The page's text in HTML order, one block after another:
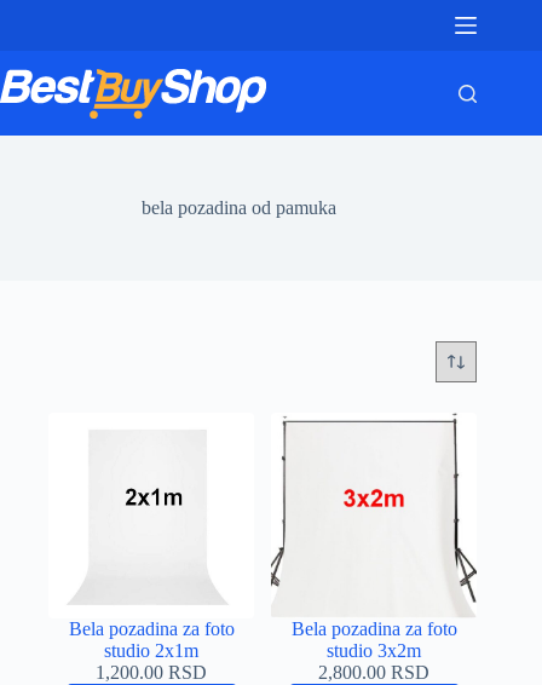
bela pozadina od pamuka
Bela pozadina za foto
studio 2x1m
1,200.00RSD
Bela pozadina za foto
studio 3x2m
2,800.00RSD